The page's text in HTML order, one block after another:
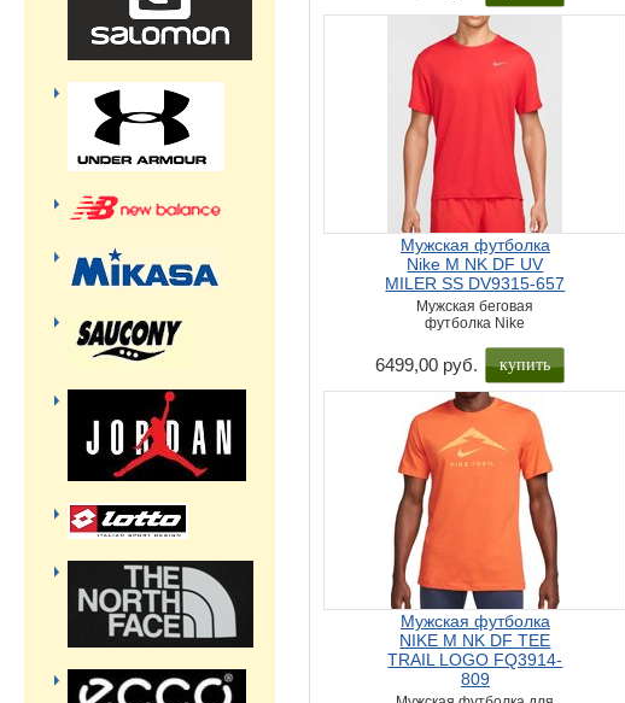
Мужская футболка
Nike M NK DF UV
MILER SS DV9315-657
Мужская беговая
футболка Nike
6499,00 руб. купить
Мужская футболка
NIKE M NK DF TEE
TRAIL LOGO FQ3914-
809